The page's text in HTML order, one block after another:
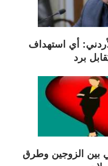
أي استهداف
برد
بين الزوجين وطرق